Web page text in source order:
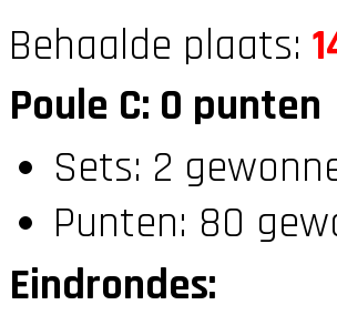
Behaalde plaats:
Poule C: 0 punten
Sets: 2
Punten: 80
Eindrondes: